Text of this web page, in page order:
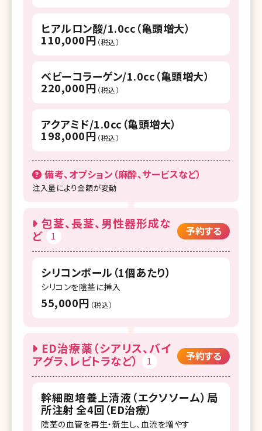
ヒアルロン酸/1.0cc（亀頭増大）
110,000円 （税込）
ベビーコラーゲン/1.0cc（亀頭増大）
220,000円 （税込）
アクアミド/1.0cc（亀頭増大）
198,000円 （税込）
備考、オプション（麻酔、サービスなど）
注入量により金額が変動
包茎、長茎、男性器形成な
ど
1 予約する
シリコンボール（1個あたり）
シリコンを陰茎に挿入
55,000円 （税込）
ED治療薬（シアリス、バイ
アグラ、レビトラなど）
1 予約する
幹細胞培養上清液（エクソソーム）局
所注射 全4回（ED治療）
陰茎の血管を再生・新生し、血流を増やす